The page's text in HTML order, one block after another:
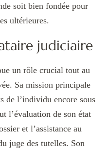
soit bien fondée pour
ultérieures.
judiciaire
un rôle crucial tout au
Sa mission principale
de l’individu encore sous
l’évaluation de son état
et l’assistance au
juge des tutelles. Son